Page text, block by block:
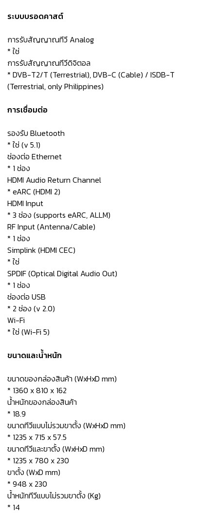
ระบบบรอดคาสต์
การรับสัญญาณทีวี Analog
* ใช่
การรับสัญญาณทีวีดิจิตอล
* DVB-T2/T (Terrestrial), DVB-C (Cable) / ISDB-T
(Terrestrial, only Philippines)
การเชื่อมต่อ
รองรับ Bluetooth
* ใช่ (v 5.1)
ช่องต่อ Ethernet
* 1 ช่อง
HDMI Audio Return Channel
* eARC (HDMI 2)
HDMI Input
* 3 ช่อง (supports eARC, ALLM)
RF Input (Antenna/Cable)
* 1 ช่อง
Simplink (HDMI CEC)
* ใช่
SPDIF (Optical Digital Audio Out)
* 1 ช่อง
ช่องต่อ USB
* 2 ช่อง (v 2.0)
Wi-Fi
* ใช่ (Wi-Fi 5)
ขนาดและน้ำหนัก
ขนาดของกล่องสินค้า (WxHxD mm)
* 1360 x 810 x 162
น้ำหนักของกล่องสินค้า
* 18.9
ขนาดทีวีแบบไม่รวมขาตั้ง (WxHxD mm)
* 1235 x 715 x 57.5
ขนาดทีวีและขาตั้ง (WxHxD mm)
* 1235 x 780 x 230
ขาตั้ง (WxD mm)
* 948 x 230
น้ำหนักทีวีแบบไม่รวมขาตั้ง (Kg)
* 14